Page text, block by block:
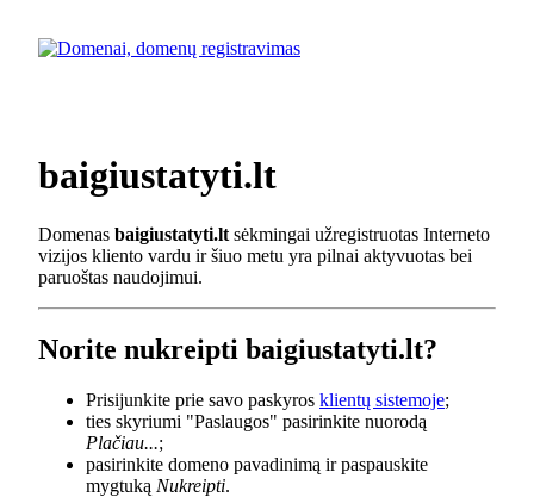
baigiustatyti.lt
Domenas baigiustatyti.lt sėkmingai užregistruotas Interneto
vizijos kliento vardu ir šiuo metu yra pilnai aktyvuotas bei
paruoštas naudojimui.
Norite nukreipti baigiustatyti.lt?
Prisijunkite prie savo paskyros klientų sistemoje;
ties skyriumi "Paslaugos" pasirinkite nuorodą
Plačiau...;
pasirinkite domeno pavadinimą ir paspauskite
mygtuką Nukreipti.